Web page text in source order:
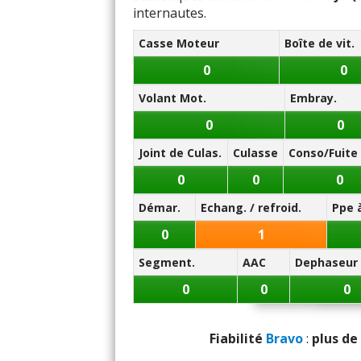
Puissance
Boîte de vitesses
radiateur
internautes.
Casse Moteur Boîte de vit.
0 0
Volant Mot. Embray.
0 0
Joint de Culas. Culasse Conso/Fuite
0 0 0
Démar. Echang. / refroid. Ppe
0 1
Segment. AAC Dephaseur
0 0 0
Fiabilité Bravo: plus